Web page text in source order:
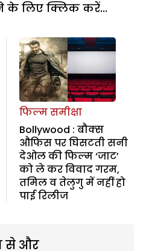
के लिए क्लिक करें...
फिल्म समीक्षा
Bollywood : बौक्स
औफिस पर घिसटती सनी
देओल की फिल्म ‘जाट’
को ले कर विवाद गरम,
तमिल व तेलुगु में नहीं हो
पाई रिलीज
से और